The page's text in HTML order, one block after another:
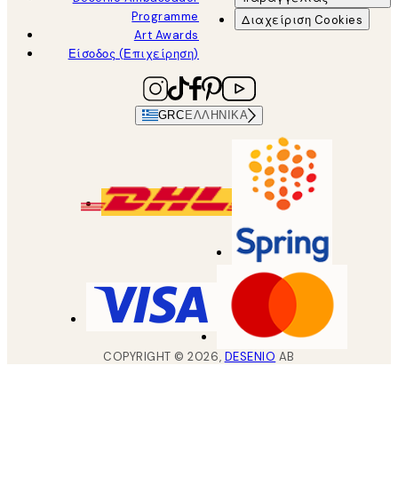
Programme
Art Awards
Είσοδος (Επιχείρηση)
Διαχείριση Cookies
GRC ΕΛΛΗΝΙΚΆ
COPYRIGHT ©2026, DESENIO AB